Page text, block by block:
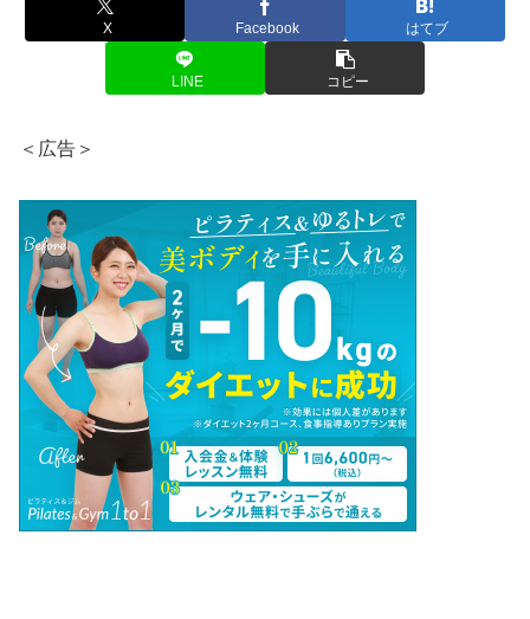
X Facebook はてブ
LINE コピー
＜広告＞